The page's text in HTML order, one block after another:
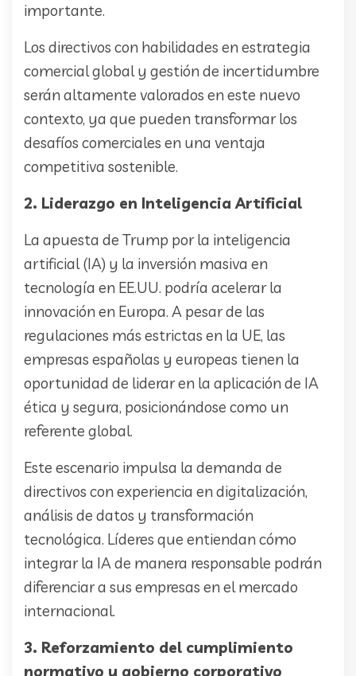
importante.
Los directivos con habilidades en estrategia
comercial global y gestión de incertidumbre
serán altamente valorados en este nuevo
contexto, ya que pueden transformar los
desafíos comerciales en una ventaja
competitiva sostenible.
2. Liderazgo en Inteligencia Artificial
La apuesta de Trump por la inteligencia
artificial (IA) y la inversión masiva en
tecnología en EE.UU. podría acelerar la
innovación en Europa. A pesar de las
regulaciones más estrictas en la UE, las
empresas españolas y europeas tienen la
oportunidad de liderar en la aplicación de IA
ética y segura, posicionándose como un
referente global.
Este escenario impulsa la demanda de
directivos con experiencia en digitalización,
análisis de datos y transformación
tecnológica. Líderes que entiendan cómo
integrar la IA de manera responsable podrán
diferenciar a sus empresas en el mercado
internacional.
3. Reforzamiento del cumplimiento
normativo y gobierno corporativo